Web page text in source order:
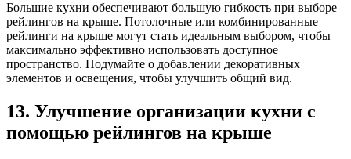
Большие кухни обеспечивают большую гибкость при выборе
рейлингов на крыше. Потолочные или комбинированные
рейлинги на крыше могут стать идеальным выбором, чтобы
максимально эффективно использовать доступное
пространство. Подумайте о добавлении декоративных
элементов и освещения, чтобы улучшить общий вид.
13. Улучшение организации кухни с
помощью рейлингов на крыше